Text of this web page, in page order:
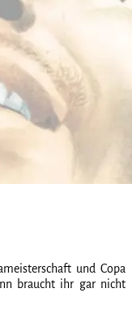
und Copa
braucht ihr gar nicht